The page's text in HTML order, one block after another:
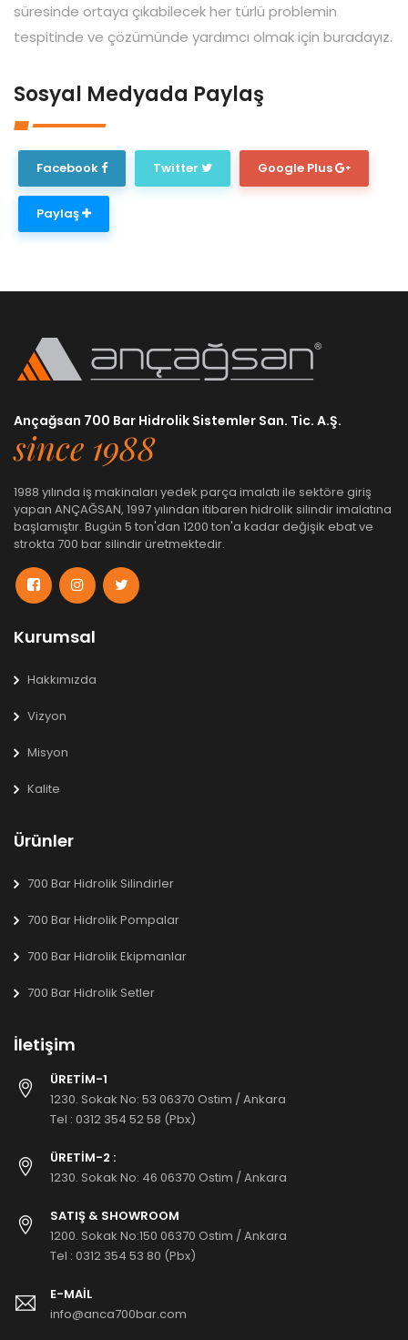
süresinde ortaya çıkabilecek her türlü problemin
tespitinde ve çözümünde yardımcı olmak için buradayız.
Sosyal Medyada Paylaş
Facebook Twitter Google Plus
Paylaş
Ançağsan 700 Bar Hidrolik Sistemler San. Tic. A.Ş.
since 1988
1988 yılında iş makinaları yedek parça imalatı ile sektöre giriş
yapan ANÇAĞSAN, 1997 yılından itibaren hidrolik silindir imalatına
başlamıştır. Bugün 5 ton'dan 1200 ton'a kadar değişik ebat ve
strokta 700 bar silindir üretmektedir.
Kurumsal
Hakkımızda
Vizyon
Misyon
Kalite
Ürünler
700 Bar Hidrolik Silindirler
700 Bar Hidrolik Pompalar
700 Bar Hidrolik Ekipmanlar
700 Bar Hidrolik Setler
İletişim
ÜRETİM-1
1230. Sokak No: 53 06370 Ostim / Ankara
Tel : 0312 354 52 58 (Pbx)
ÜRETİM-2 :
1230. Sokak No: 46 06370 Ostim / Ankara
SATIŞ & SHOWROOM
1200. Sokak No:150 06370 Ostim / Ankara
Tel : 0312 354 53 80 (Pbx)
E-MAIL
info@anca700bar.com